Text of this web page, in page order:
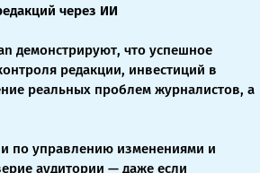
через ИИ
демонстрируют, что успешное
редакции, инвестиций в
реальных проблем журналистов, а
по управлению изменениями и
аудитории — даже если